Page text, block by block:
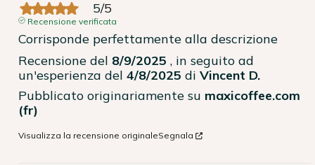
5/5
Recensione verificata
Corrisponde perfettamente alla descrizione
Recensione del 8/9/2025 , in seguito ad
un'esperienza del 4/8/2025 di Vincent D.
Pubblicato originariamente su maxicoffee.com
(fr)
Visualizza la recensione originaleSegnala